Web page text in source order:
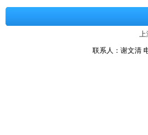
上
联系人：谢文清